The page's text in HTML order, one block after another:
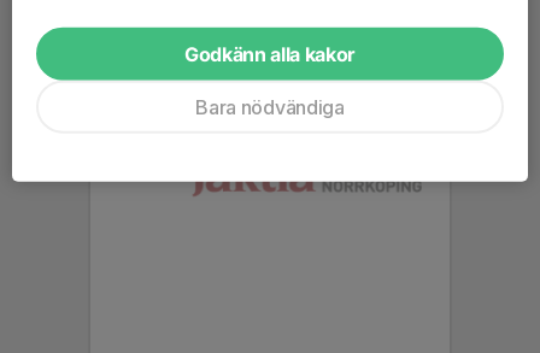
Godkänn alla kakor
Bara nödvändiga